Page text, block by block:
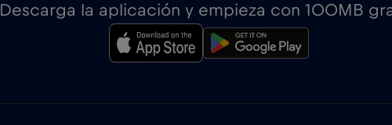
Descarga la aplicación y empieza con 100MB